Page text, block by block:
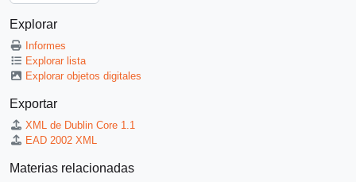
Explorar
Informes
Explorar lista
Explorar objetos digitales
Exportar
XML de Dublin Core 1.1
EAD 2002 XML
Materias relacionadas